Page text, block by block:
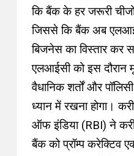
कि बैंक के हर जरूरी चीजों
जिससे कि बैंक अब
बिजनेस का विस्तार
एलआईसी को इस दौरान
वैधानिक शर्तों और
ध्‍यान में रखना होगा।
ऑफ इंडिया (RBI) ने
बैंक को प्रॉम्प करेक्टिव